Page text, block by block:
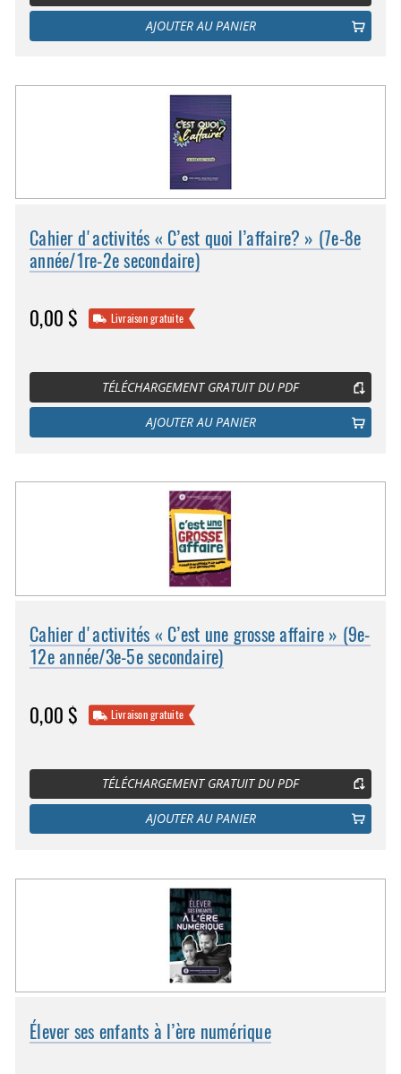
AJOUTER AU PANIER
Cahier d'activités « C’est quoi l’affaire? » (7e-8e
année/1re-2e secondaire)
0,00 $ Livraison gratuite
TÉLÉCHARGEMENT GRATUIT DU PDF
AJOUTER AU PANIER
Cahier d'activités « C’est une grosse affaire » (9e-
12e année/3e-5e secondaire)
0,00 $ Livraison gratuite
TÉLÉCHARGEMENT GRATUIT DU PDF
AJOUTER AU PANIER
Élever ses enfants à l’ère numérique